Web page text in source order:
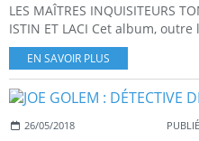
LES MAÎTRES INQUISITEURS
ISTIN ET LACI Cet album,
EN SAVOIR PLUS
26/05/2018